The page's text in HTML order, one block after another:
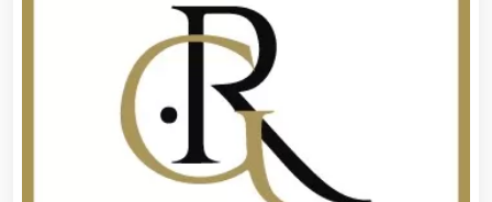
Cafeterías